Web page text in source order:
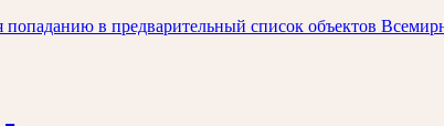
попаданию в предварительный список объектов